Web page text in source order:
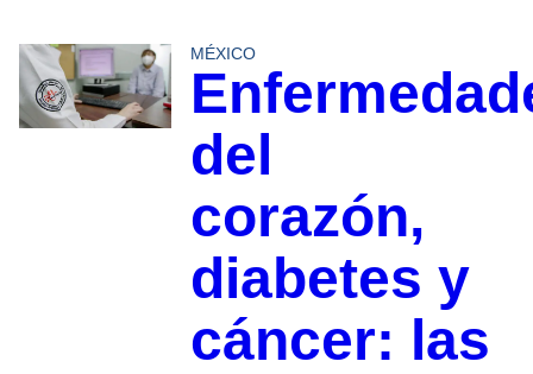
MÉXICO
del
corazón,
diabetes y
cáncer: las